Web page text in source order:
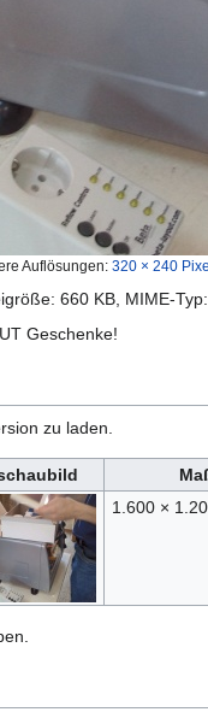
Auflösungen: 320 × 240 Pixel
660 KB, MIME-Typ:
Geschenke!
zu laden.
1.600 ×